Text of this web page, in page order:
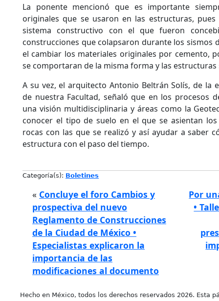
La ponente mencionó que es importante
originales que se usaron en las estructuras,
sistema constructivo con el que fueron
construcciones que colapsaron durante los sismos
el cambiar los materiales originales por cemento,
se comportaran de la misma forma y las estructuras
A su vez, el arquitecto Antonio Beltrán Solís, de la
de nuestra Facultad, señaló que en los procesos
una visión multidisciplinaria y áreas como la
conocer el tipo de suelo en el que se asientan
rocas con las que se realizó y así ayudar a saber
estructura con el paso del tiempo.
Categoría(s): Boletines
« Concluye el foro Cambios y
prospectiva del nuevo
Reglamento de Construcciones
de la Ciudad de México •
Especialistas explicaron la
importancia de las
modificaciones al documento
Por
•
Hecho en México, todos los derechos reservados 2026. Esta